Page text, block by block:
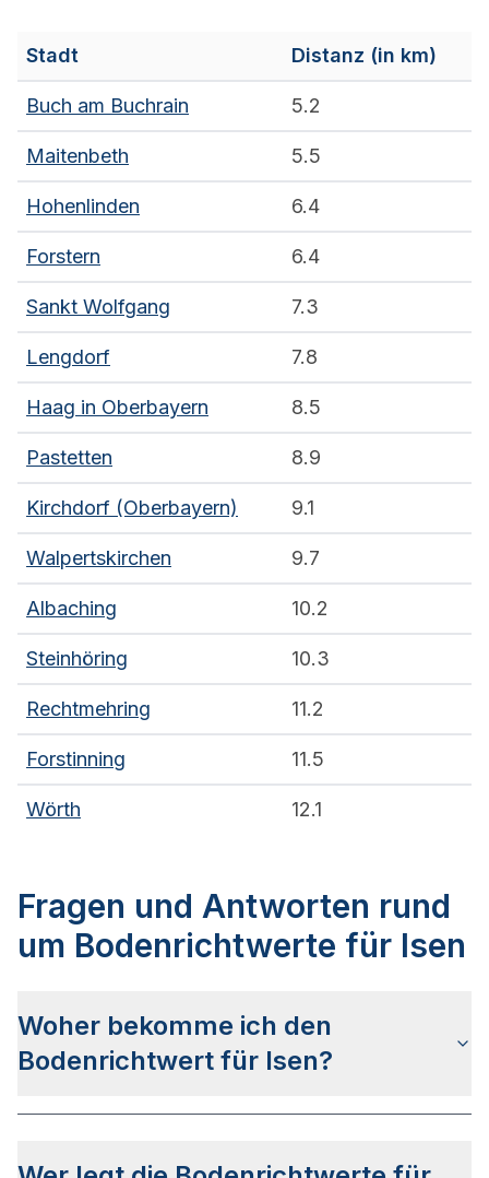
Stadt Distanz (in km)
Buch am Buchrain 5.2
Maitenbeth 5.5
Hohenlinden 6.4
Forstern 6.4
Sankt Wolfgang 7.3
Lengdorf 7.8
Haag in Oberbayern 8.5
Pastetten 8.9
Kirchdorf (Oberbayern) 9.1
Walpertskirchen 9.7
Albaching 10.2
Steinhöring 10.3
Rechtmehring 11.2
Forstinning 11.5
Wörth 12.1
Fragen und Antworten rund
um Bodenrichtwerte für Isen
Woher bekomme ich den
Bodenrichtwert für Isen?